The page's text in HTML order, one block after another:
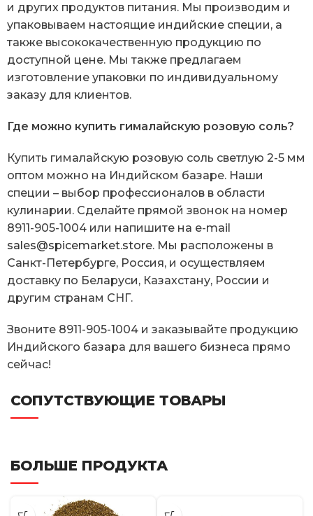
и других продуктов питания. Мы производим и
упаковываем настоящие индийские специи, а
также высококачественную продукцию по
доступной цене. Мы также предлагаем
изготовление упаковки по индивидуальному
заказу для клиентов.
Где можно купить гималайскую розовую соль?
Купить гималайскую розовую соль светлую 2-5 мм
оптом можно на Индийском базаре. Наши
специи – выбор профессионалов в области
кулинарии. Сделайте прямой звонок на номер
8911-905-1004 или напишите на e-mail
sales@spicemarket.store. Мы расположены в
Санкт-Петербурге, Россия, и осуществляем
доставку по Беларуси, Казахстану, России и
другим странам СНГ.
Звоните 8911-905-1004 и заказывайте продукцию
Индийского базара для вашего бизнеса прямо
сейчас!
СОПУТСТВУЮЩИЕ ТОВАРЫ
БОЛЬШЕ ПРОДУКТА